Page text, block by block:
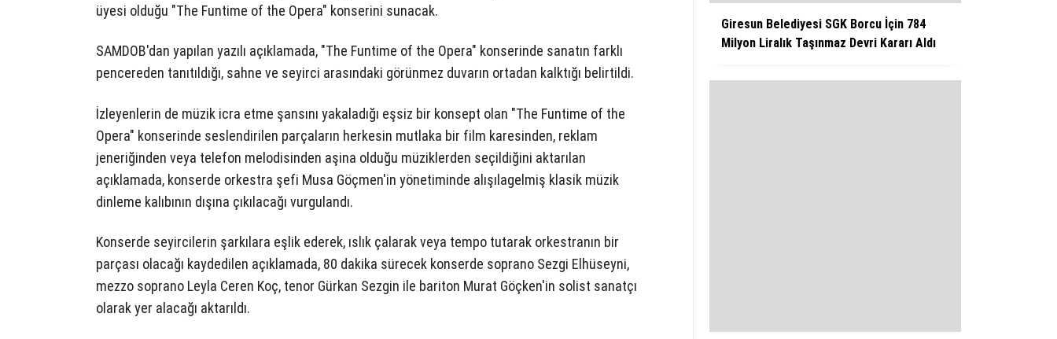
üyesi olduğu "The Funtime of the Opera" konserini sunacak.
SAMDOB'dan yapılan yazılı açıklamada, "The Funtime of the Opera" konserinde sanatın farklı
pencereden tanıtıldığı, sahne ve seyirci arasındaki görünmez duvarın ortadan kalktığı belirtildi.
İzleyenlerin de müzik icra etme şansını yakaladığı eşsiz bir konsept olan "The Funtime of the
Opera" konserinde seslendirilen parçaların herkesin mutlaka bir film karesinden, reklam
jeneriğinden veya telefon melodisinden aşina olduğu müziklerden seçildiğini aktarılan
açıklamada, konserde orkestra şefi Musa Göçmen'in yönetiminde alışılagelmiş klasik müzik
dinleme kalıbının dışına çıkılacağı vurgulandı.
Konserde seyircilerin şarkılara eşlik ederek, ıslık çalarak veya tempo tutarak orkestranın bir
parçası olacağı kaydedilen açıklamada, 80 dakika sürecek konserde soprano Sezgi Elhüseyni,
mezzo soprano Leyla Ceren Koç, tenor Gürkan Sezgin ile bariton Murat Göçken'in solist sanatçı
olarak yer alacağı aktarıldı.
Giresun Belediyesi SGK Borcu İçin 784
Milyon Liralık Taşınmaz Devri Kararı Aldı